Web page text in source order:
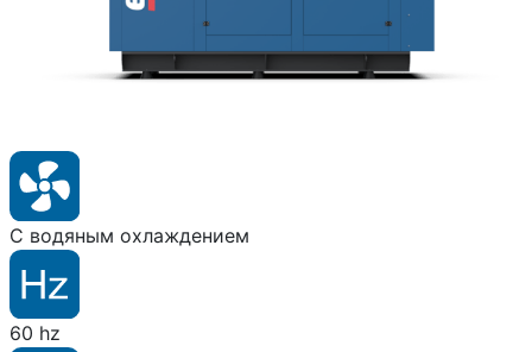
С водяным охлаждением
60 hz